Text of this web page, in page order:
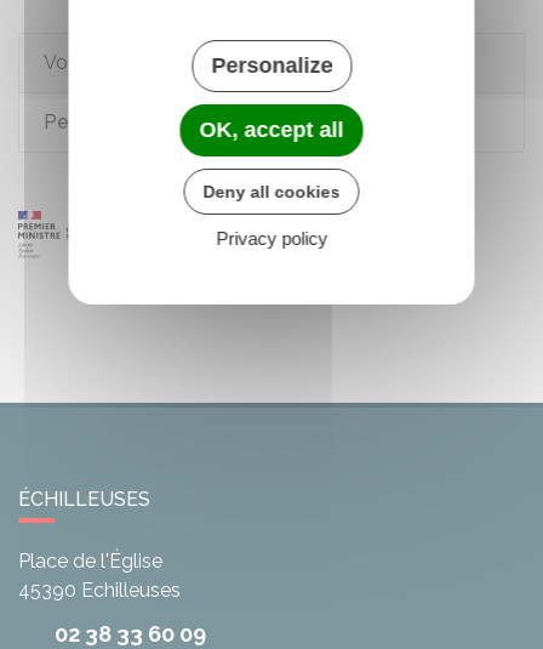
Voir aussi
Permis de conduire
ÉCHILLEUSES
Place de l'Église
45390 Echilleuses
02 38 33 60 09
Personalize
OK, accept all
Deny all cookies
Privacy policy